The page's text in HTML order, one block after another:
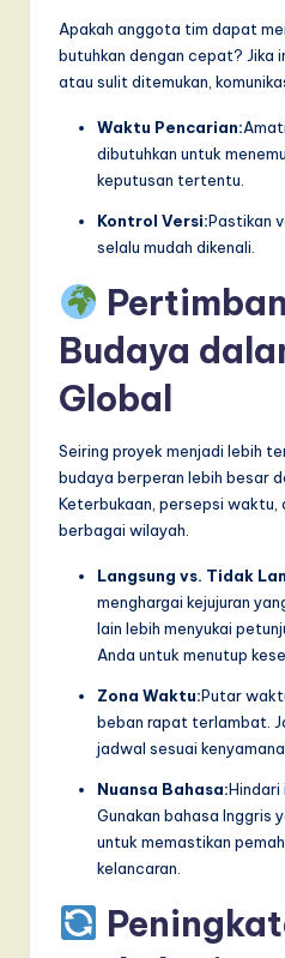
Apakah anggota tim dapat
butuhkan dengan cepat? Jika
atau sulit ditemukan,
Waktu Pencarian:
dibutuhkan untuk
keputusan tertentu.
Kontrol Versi:Pastikan
selalu mudah dikenali.
Budaya
Global
Seiring proyek menjadi lebih
budaya berperan lebih besar
Keterbukaan, persepsi waktu,
berbagai wilayah.
Langsung vs. Tidak
menghargai kejujuran
lain lebih menyukai
Anda untuk menutup
Zona Waktu:Putar
beban rapat terlambat.
jadwal sesuai
Nuansa Bahasa:Hindari
Gunakan bahasa Inggris
untuk memastikan
kelancaran.